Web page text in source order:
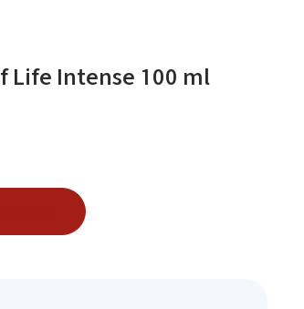
Life Intense 100 ml